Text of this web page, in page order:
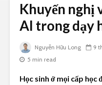
Khuyến nghị
AI trong dạy
Nguyễn Hữu Long 9
5 min read
Học sinh ở mọi cấp học